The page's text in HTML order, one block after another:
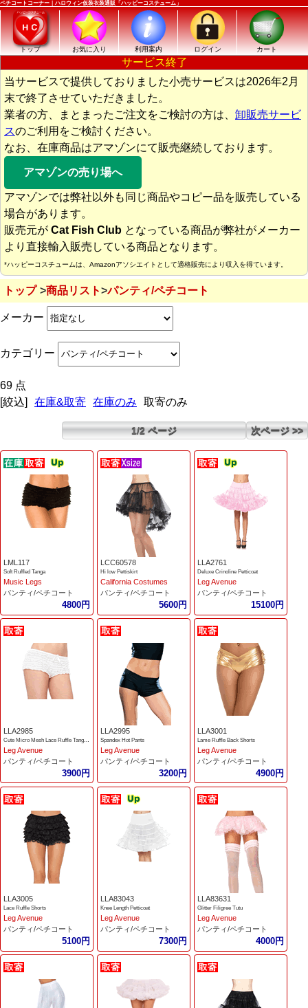
ペチコートコーナー｜ハロウィン仮装衣装通販「ハッピーコスチューム」
トップ お気に入り 利用案内 ログイン カート
サービス終了
当サービスで提供しておりました小売サービスは2026年2月
末で終了させていただきました。
業者の方、まとまったご注文をご検討の方は、 卸販売サービ
スのご利用をご検討ください。
なお、在庫商品はアマゾンにて販売継続しております。
アマゾンの売り場へ
アマゾンでは弊社以外も同じ商品やコピー品を販売している
場合があります。
販売元が Cat Fish Club となっている商品が弊社がメーカー
より直接輸入販売している商品となります。
*ハッピーコスチュームは、Amazonアソシエイトとして適格販売により収入を得ています。
トップ 商品リスト パンティ/ペチコート
メーカー
カテゴリー
69 点
[絞込]
在庫&取寄 在庫のみ 取寄のみ
1/2 ページ 次ページ >>
LML117
Soft Ruffled Tanga
Music Legs
パンティ/ペチコート
4800円
LCC60578
Hi low Pettiskirt
California Costumes
パンティ/ペチコート
5600円
LLA2761
Deluxe Crinoline Petticoat
Leg Avenue
パンティ/ペチコート
15100円
LLA2985
Cute Micro Mesh Lace Ruffle Tanga Shorts.
Leg Avenue
パンティ/ペチコート
3900円
LLA2995
Spandex Hot Pants
Leg Avenue
パンティ/ペチコート
3200円
LLA3001
Lame Ruffle Back Shorts
Leg Avenue
パンティ/ペチコート
4900円
LLA3005
Lace Ruffle Shorts
Leg Avenue
パンティ/ペチコート
5100円
LLA83043
Knee Length Petticoat
Leg Avenue
パンティ/ペチコート
7300円
LLA83631
Glitter Filigree Tutu
Leg Avenue
パンティ/ペチコート
4000円